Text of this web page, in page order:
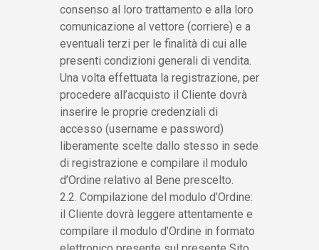
consenso al loro trattamento e alla loro
comunicazione al vettore (corriere) e a
eventuali terzi per le finalità di cui alle
presenti condizioni generali di vendita.
Una volta effettuata la registrazione, per
procedere all’acquisto il Cliente dovrà
inserire le proprie credenziali di
accesso (username e password)
liberamente scelte dallo stesso in sede
di registrazione e compilare il modulo
d’Ordine relativo al Bene prescelto.
2.2. Compilazione del modulo d’Ordine:
il Cliente dovrà leggere attentamente e
compilare il modulo d’Ordine in formato